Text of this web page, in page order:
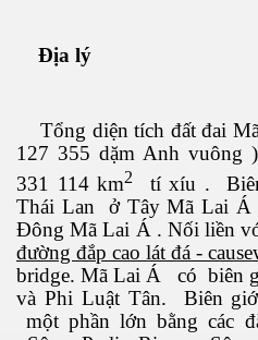
Địa lý
Tổng diện tích đất đai
127 355 dặm Anh vuông
331 114 km2
tí xíu .
Thái Lan ở Tây Mã Lai Á
Đông Mã Lai Á . Nối liền
đường đắp cao lát đá -
bridge. Mã Lai Á có biên
và Phi Luật Tân. Biên
một phần lớn bằng các
- Phần 1